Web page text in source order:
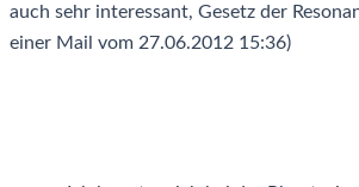
auch sehr interessant, Gesetz der
einer Mail vom 27.06.2012 15:36)